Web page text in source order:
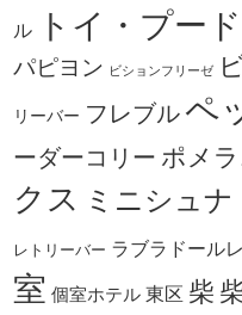
ル トイ・プー
パピヨン ビションフリーゼ
リーバー フレブル ペ
ーダーコリー ポメ
クス ミニシュナ
レトリーバー ラブラドール
室 個室ホテル 東区 柴